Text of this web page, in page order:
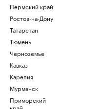
Пермский край
Ростов-на-Дону
Татарстан
Тюмень
Черноземье
Кавказ
Карелия
Мурманск
Приморский